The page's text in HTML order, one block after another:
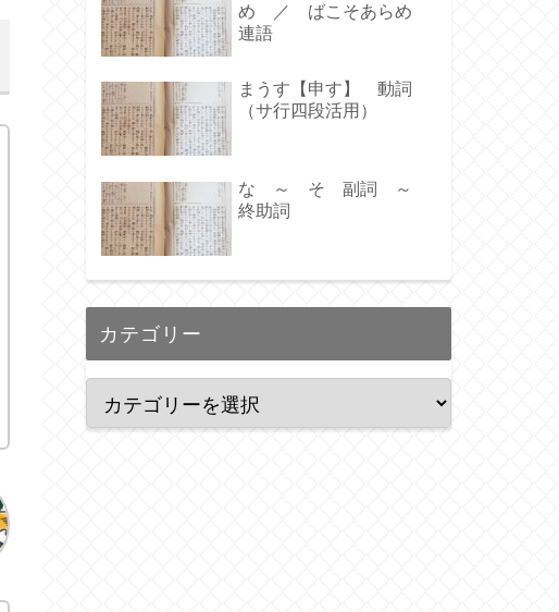
め ／ ばこそあらめ
連語
まうす【申す】 動詞
（サ行四段活用）
な ～ そ 副詞 ～
終助詞
カテゴリー